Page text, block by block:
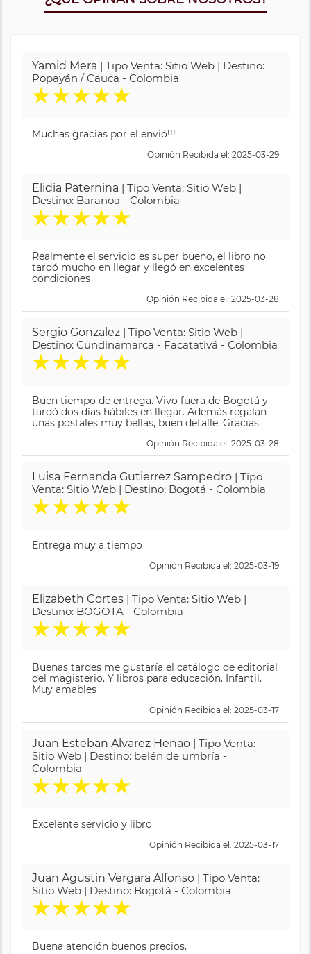
Yamid Mera | Tipo Venta: Sitio Web | Destino:
Popayán / Cauca - Colombia
★★★★★
Muchas gracias por el envió!!!
Opinión Recibida el: 2025-03-29
Elidia Paternina | Tipo Venta: Sitio Web |
Destino: Baranoa - Colombia
★★★★★
Realmente el servicio es super bueno, el libro no
tardó mucho en llegar y llegó en excelentes
condiciones
Opinión Recibida el: 2025-03-28
Sergio Gonzalez | Tipo Venta: Sitio Web |
Destino: Cundinamarca - Facatativá - Colombia
★★★★★
Buen tiempo de entrega. Vivo fuera de Bogotá y
tardó dos días hábiles en llegar. Además regalan
unas postales muy bellas, buen detalle. Gracias.
Opinión Recibida el: 2025-03-28
Luisa Fernanda Gutierrez Sampedro | Tipo
Venta: Sitio Web | Destino: Bogotá - Colombia
★★★★★
Entrega muy a tiempo
Opinión Recibida el: 2025-03-19
Elizabeth Cortes | Tipo Venta: Sitio Web |
Destino: BOGOTA - Colombia
★★★★★
Buenas tardes me gustaría el catálogo de editorial
del magisterio. Y libros para educación. Infantil.
Muy amables
Opinión Recibida el: 2025-03-17
Juan Esteban Alvarez Henao | Tipo Venta:
Sitio Web | Destino: belén de umbría -
Colombia
★★★★★
Excelente servicio y libro
Opinión Recibida el: 2025-03-17
Juan Agustin Vergara Alfonso | Tipo Venta:
Sitio Web | Destino: Bogotá - Colombia
★★★★★
Buena atención buenos precios.